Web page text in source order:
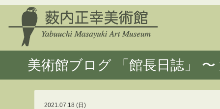
美術館ブログ 「館長日誌」
2021.07.18 (日)